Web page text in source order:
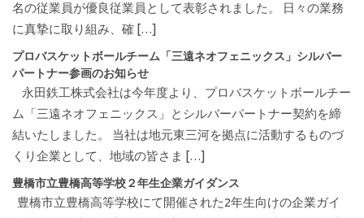
o
名の従業員が優良従業員として表彰されました。 日々の業務
に真摯に取り組み、確 […]
プロバスケットボールチーム「三遠ネオフェニックス」シルバー
パートナー参画のお知らせ
永田鉄工株式会社は今年度より、プロバスケットボールチー
ム「三遠ネオフェニックス」とシルバーパートナー契約を締
結いたしました。 当社は地元東三河を拠点に活動するものづ
くり企業として、地域の皆さま […]
豊橋市立豊橋高等学校２年生企業ガイダンス
豊橋市立豊橋高等学校にて開催された2年生向けの企業ガイ